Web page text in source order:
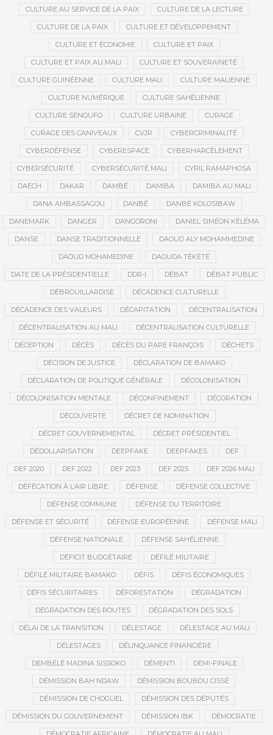
CULTURE AU SERVICE DE LA PAIX CULTURE DE LA LECTURE
CULTURE DE LA PAIX CULTURE ET DÉVELOPPEMENT
CULTURE ET ÉCONOMIE CULTURE ET PAIX
CULTURE ET PAIX AU MALI CULTURE ET SOUVERAINETÉ
CULTURE GUINÉENNE CULTURE MALI CULTURE MALIENNE
CULTURE NUMÉRIQUE CULTURE SAHÉLIENNE
CULTURE SÉNOUFO CULTURE URBAINE CURAGE
CURAGE DES CANIVEAUX CVJR CYBERCRIMINALITÉ
CYBERDÉFENSE CYBERESPACE CYBERHARCÈLEMENT
CYBERSÉCURITÉ CYBERSÉCURITÉ MALI CYRIL RAMAPHOSA
DAECH DAKAR DAMBÉ DAMIBA DAMIBA AU MALI
DANA AMBASSAGOU DANBÉ DANBÉ KOLOSIBAW
DANEMARK DANGER DANGORONI DANIEL SIMÉON KÉLÉMA
DANSE DANSE TRADITIONNELLE DAOUD ALY MOHAMMEDINE
DAOUD MOHAMEDINE DAOUDA TÉKÉTÉ
DATE DE LA PRÉSIDENTIELLE DDR-I DÉBAT DÉBAT PUBLIC
DÉBROUILLARDISE DÉCADENCE CULTURELLE
DÉCADENCE DES VALEURS DÉCAPITATION DÉCENTRALISATION
DÉCENTRALISATION AU MALI DÉCENTRALISATION CULTURELLE
DÉCEPTION DÉCÈS DÉCÈS DU PAPE FRANÇOIS DÉCHETS
DÉCISION DE JUSTICE DÉCLARATION DE BAMAKO
DÉCLARATION DE POLITIQUE GÉNÉRALE DÉCOLONISATION
DÉCOLONISATION MENTALE DÉCONFINEMENT DÉCORATION
DÉCOUVERTE DÉCRET DE NOMINATION
DÉCRET GOUVERNEMENTAL DÉCRET PRÉSIDENTIEL
DÉDOLLARISATION DEEPFAKE DEEPFAKES DEF
DEF 2020 DEF 2022 DEF 2023 DEF 2025 DEF 2026 MALI
DÉFÉCATION À L’AIR LIBRE DÉFENSE DÉFENSE COLLECTIVE
DÉFENSE COMMUNE DÉFENSE DU TERRITOIRE
DÉFENSE ET SÉCURITÉ DÉFENSE EUROPÉENNE DÉFENSE MALI
DÉFENSE NATIONALE DÉFENSE SAHÉLIENNE
DÉFICIT BUDGÉTAIRE DÉFILÉ MILITAIRE
DÉFILÉ MILITAIRE BAMAKO DÉFIS DÉFIS ÉCONOMIQUES
DÉFIS SÉCURITAIRES DÉFORESTATION DÉGRADATION
DÉGRADATION DES ROUTES DÉGRADATION DES SOLS
DÉLAI DE LA TRANSITION DÉLESTAGE DÉLESTAGE AU MALI
DÉLESTAGES DÉLINQUANCE FINANCIÈRE
DEMBÉLÉ MADINA SISSOKO DÉMENTI DEMI-FINALE
DÉMISSION BAH NDAW DÉMISSION BOUBOU CISSÉ
DÉMISSION DE CHOGUEL DÉMISSION DES DÉPUTÉS
DÉMISSION DU GOUVERNEMENT DÉMISSION IBK DÉMOCRATIE